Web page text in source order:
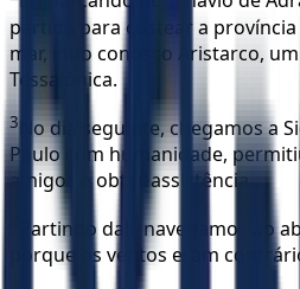
partida para costear a
mar, indo conosco Aristarco,
Tessalônica.
3
No dia seguinte, chegamos a
Paulo com humanidade,
amigos e obter assistência.
Partindo dali, navegamos ao
porque os ventos eram